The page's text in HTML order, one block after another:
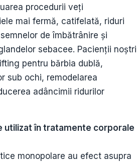
procedurii veți
mai fermă, catifelată, riduri
de îmbătrânire și
sebacee. Pacienții noștri
pentru bărbia dublă,
sub ochi, remodelarea
adâncimii ridurilor
utilizat în tratamente corporale
monopolare au efect asupra